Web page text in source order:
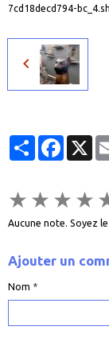
7cd18decd794-
PartagerFacebook
X
★ ★ ★ ★
Aucune note. Soyez
Ajouter un
Nom